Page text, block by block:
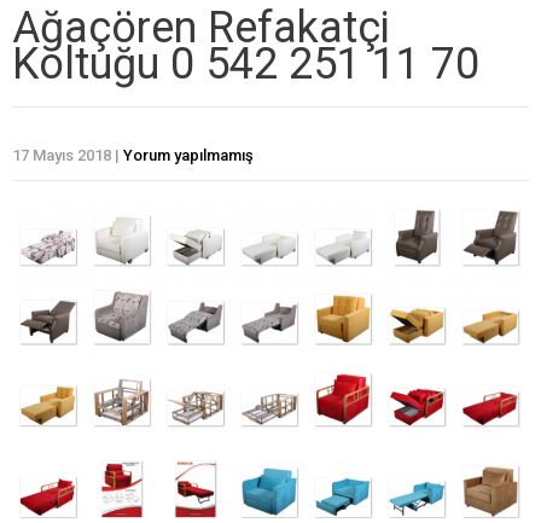
Ağaçören Refakatçi
Koltuğu 0 542 251 11 70
17 Mayıs 2018 | Yorum yapılmamış